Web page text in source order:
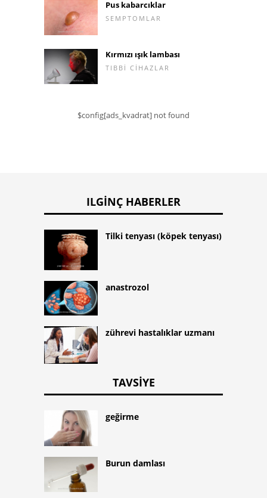
Pus kabarcıklar
SEMPTOMLAR
Kırmızı ışık lambası
TIBBI CIHAZLAR
$config[ads_kvadrat] not found
ILGINÇ HABERLER
Tilki tenyası (köpek tenyası)
anastrozol
zührevi hastalıklar uzmanı
TAVSIYE
geğirme
Burun damlası